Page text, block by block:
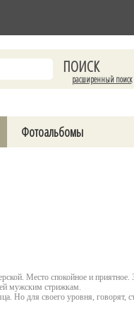
расширенный поиск
Фотоальбомы
Место спокойное и
мужским стрижкам.
Но для своего уровня, говорят,